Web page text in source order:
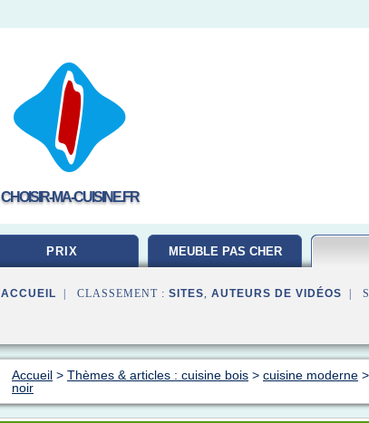
CHOISIR-MA-CUISINE.FR
PRIX MEUBLE PAS CHER
ACCUEIL | CLASSEMENT : SITES, AUTEURS DE VIDÉOS |
Accueil > Thèmes & articles : cuisine bois > cuisine moderne >
noir